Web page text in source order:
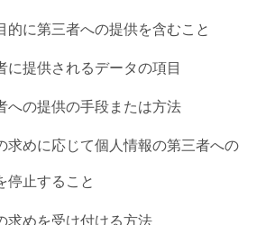
的に第三者への提供を含むこと
に提供されるデータの項目
への提供の手段または方法
求めに応じて個人情報の第三者への
停止すること
求めを受け付ける方法